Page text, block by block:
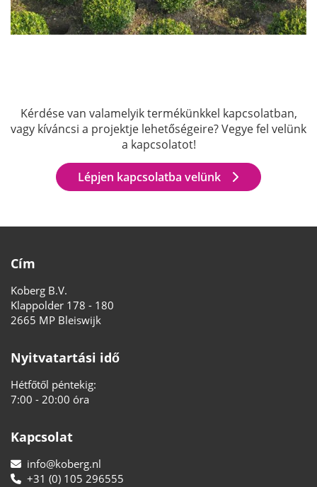
Kérdése van valamelyik termékünkkel kapcsolatban,
vagy kíváncsi a projektje lehetőségeire? Vegye fel velünk
a kapcsolatot!
Lépjen kapcsolatba velünk
Cím
Koberg B.V.
Klappolder 178 - 180
2665 MP Bleiswijk
Nyitvatartási idő
Hétfőtől péntekig:
7:00 - 20:00 óra
Kapcsolat
info@koberg.nl
+31 (0) 105 296555